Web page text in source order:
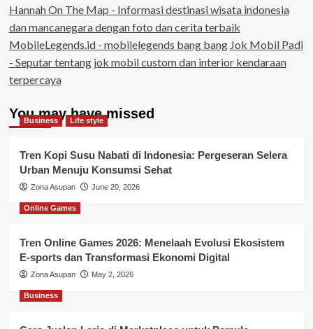
Hannah On The Map - Informasi destinasi wisata indonesia
dan mancanegara dengan foto dan cerita terbaik
MobileLegends.id - mobilelegends bang bang Jok Mobil Padi
- Seputar tentang jok mobil custom dan interior kendaraan
terpercaya
You may have missed
Business Life style
Tren Kopi Susu Nabati di Indonesia: Pergeseran Selera
Urban Menuju Konsumsi Sehat
Zona Asupan June 20, 2026
Online Games
Tren Online Games 2026: Menelaah Evolusi Ekosistem
E-sports dan Transformasi Ekonomi Digital
Zona Asupan May 2, 2026
Business